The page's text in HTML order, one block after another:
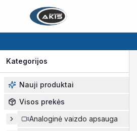
Kategorijos
Nauji produktai
Visos prekės
Analoginė vaizdo apsauga